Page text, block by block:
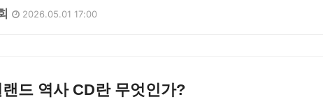
2026.05.01 17:00
드 역사 CD란 무엇인가?